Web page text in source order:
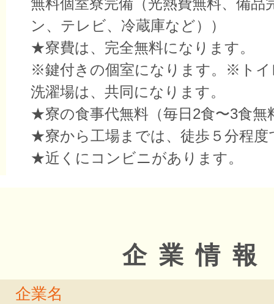
無料個室寮完備（光熱費無料、備品
ン、テレビ、冷蔵庫など））
★寮費は、完全無料になります。
※鍵付きの個室になります。※トイ
洗濯場は、共同になります。
★寮の食事代無料（毎日2食〜3食無
★寮から工場までは、徒歩５分程度
★近くにコンビニがあります。
企業情報
企業名